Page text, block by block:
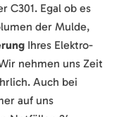
C301. Egal ob es
der Mulde,
Ihres Elektro-
nehmen uns Zeit
Auch bei
auf uns